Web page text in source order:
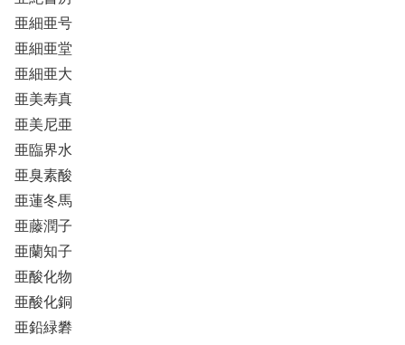
亜細亜号
亜細亜堂
亜細亜大
亜美寿真
亜美尼亜
亜臨界水
亜臭素酸
亜蓮冬馬
亜藤潤子
亜蘭知子
亜酸化物
亜酸化銅
亜鉛緑礬